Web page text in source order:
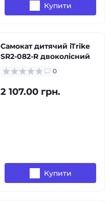
Купити
Самокат дитячий iTrike
SR2-082-R двоколісний
0
2 107.00 грн.
Купити